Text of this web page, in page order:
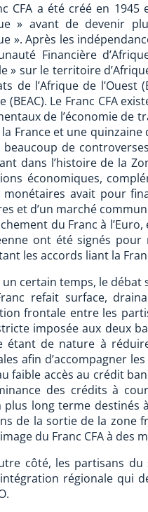
CFA a été créé en
» avant de devenir
». Après les
Financière
» sur le territoire
de l’Afrique de l’Ouest
(BEAC). Le Franc CFA
de l’économie de
France et une quinzaine
beaucoup de
dans l’histoire de la
économiques,
monétaires avait pour
et d’un marché
du Franc à
ont été signés pour
les accords liant la
un certain temps, le
refait surface,
frontale entre les
imposée aux deux
étant de nature à
afin d’accompagner
faible accès au crédit
des crédits à
plus long terme destinés
de la sortie de la zone
du Franc CFA à des
côté, les partisans
régionale qui